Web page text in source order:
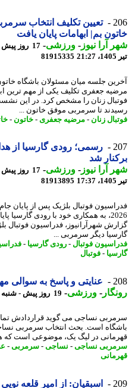
تعیین تکلیف انتخاب سرمربی
بم| ابهامات پایان یافت
آرا نیوز-ورزشی-
81915335
جلسه میان مسئولان باشگاه خاتون بم
جعفری تکلیف یکی از مهم ترین
زنان را مشخص کرد. در این نشست
تا سرمربی موفق خاتون ...
زنان -مرضیه جعفری- خاتون-خاتون
رسمی؛ رودی گارسیا از هدایت
شد
آرا نیوز-ورزشی-
81913895
فوتبال بلژیک پس از پایان جام
2026، به همکاری خود با رودی گارسیا پایان
شهرآرانیوز، فدراسیون فوتبال
دیگر سرمربی ...
فوتبال-رودی گارسیا-فدراسیون
-فوتبال
عنایتی و پاسخ به سوالی مهم
-ورزشی-19 روز پیش - شنبه 27 تیر 1405، 23:37
نساجی می گوید قراردادش تمام
است. بحث انتخاب سرمربی نساجی
در لیگ یک، موضوعی است که
نساجی-نساجی-سرمربی-
اسبقیان: از امیر قلعه نویی و